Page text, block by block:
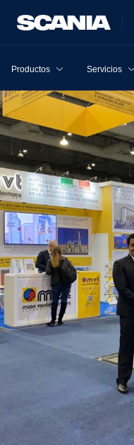
Productos Servicios